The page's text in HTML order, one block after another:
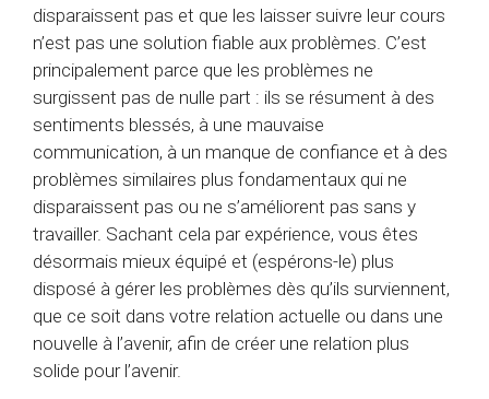
disparaissent pas et que les laisser suivre leur cours
n’est pas une solution fiable aux problèmes. C’est
principalement parce que les problèmes ne
surgissent pas de nulle part : ils se résument à des
sentiments blessés, à une mauvaise
communication, à un manque de confiance et à des
problèmes similaires plus fondamentaux qui ne
disparaissent pas ou ne s’améliorent pas sans y
travailler. Sachant cela par expérience, vous êtes
désormais mieux équipé et (espérons-le) plus
disposé à gérer les problèmes dès qu’ils surviennent,
que ce soit dans votre relation actuelle ou dans une
nouvelle à l’avenir, afin de créer une relation plus
solide pour l’avenir.